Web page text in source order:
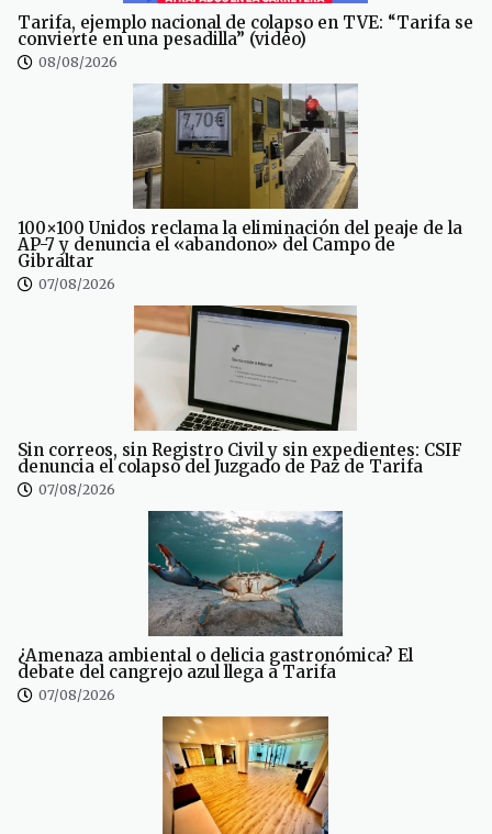
Tarifa, ejemplo nacional de colapso en TVE: “Tarifa se
convierte en una pesadilla” (video)
08/08/2026
100×100 Unidos reclama la eliminación del peaje de la
AP-7 y denuncia el «abandono» del Campo de
Gibraltar
07/08/2026
Sin correos, sin Registro Civil y sin expedientes: CSIF
denuncia el colapso del Juzgado de Paz de Tarifa
07/08/2026
¿Amenaza ambiental o delicia gastronómica? El
debate del cangrejo azul llega a Tarifa
07/08/2026